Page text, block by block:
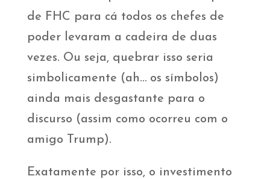
de FHC para cá todos os chefes de
poder levaram a cadeira de duas
vezes. Ou seja, quebrar isso seria
simbolicamente (ah… os símbolos)
ainda mais desgastante para o
discurso (assim como ocorreu com o
amigo Trump).
Exatamente por isso, o investimento